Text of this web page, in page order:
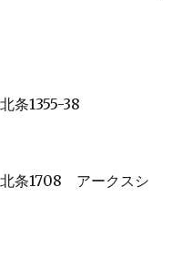
条1355-38
条1708 アークスシ